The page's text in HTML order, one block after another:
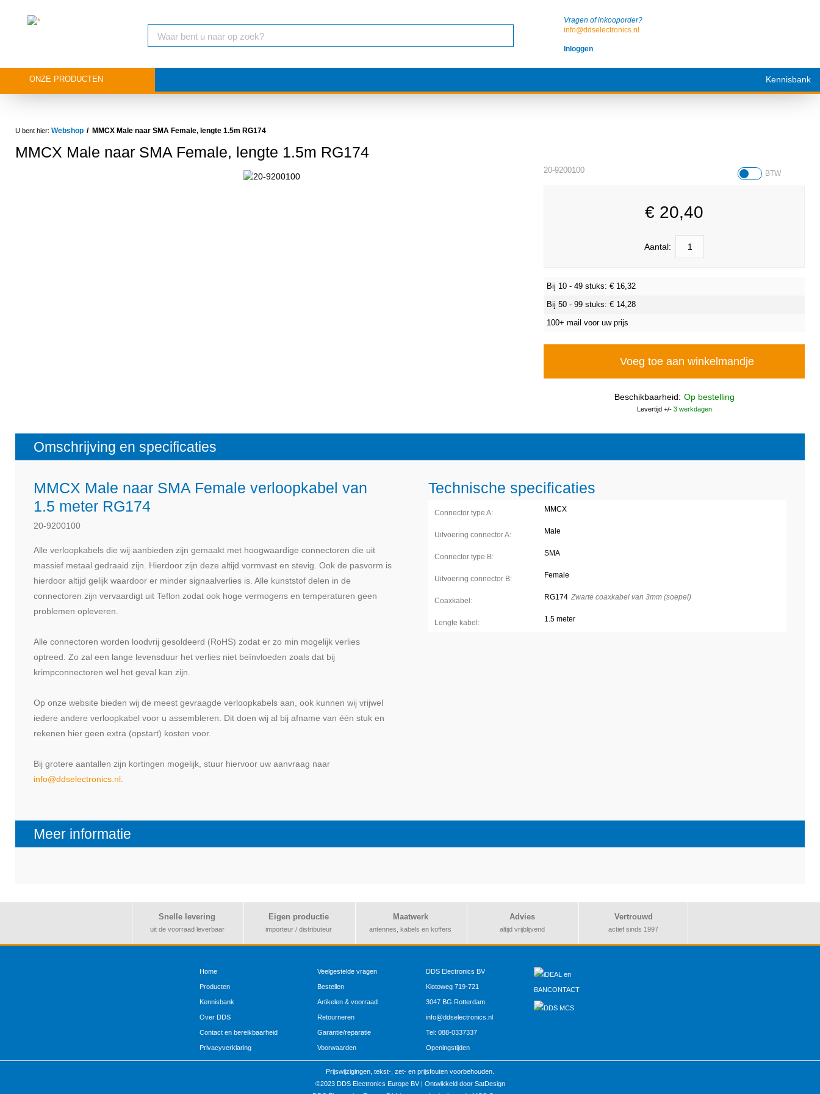
Inloggen
ONZE PRODUCTEN Kennisbank
Vragen of inkooporder?
info@ddselectronics.nl
BTW
Webshop MMCX Male naar SMA Female, lengte 1.5m RG174
MMCX Male naar SMA Female, lengte 1.5m RG174
20-9200100
€ 20,40
Aantal:
Bij 10 - 49 stuks: € 16,32
Bij 50 - 99 stuks: € 14,28
100+ mail voor uw prijs
Voeg toe aan winkelmandje
Beschikbaarheid: Op bestelling
Levertijd +/- 3 werkdagen
Omschrijving en specificaties
MMCX Male naar SMA Female verloopkabel van
1.5 meter RG174
20-9200100
Alle verloopkabels die wij aanbieden zijn gemaakt met hoogwaardige connectoren die uit
massief metaal gedraaid zijn. Hierdoor zijn deze altijd vormvast en stevig. Ook de pasvorm is
hierdoor altijd gelijk waardoor er minder signaalverlies is. Alle kunststof delen in de
connectoren zijn vervaardigt uit Teflon zodat ook hoge vermogens en temperaturen geen
problemen opleveren.
Alle connectoren worden loodvrij gesoldeerd (RoHS) zodat er zo min mogelijk verlies
optreed. Zo zal een lange levensduur het verlies niet beïnvloeden zoals dat bij
krimpconnectoren wel het geval kan zijn.
Op onze website bieden wij de meest gevraagde verloopkabels aan, ook kunnen wij vrijwel
iedere andere verloopkabel voor u assembleren. Dit doen wij al bij afname van één stuk en
rekenen hier geen extra (opstart) kosten voor.
Bij grotere aantallen zijn kortingen mogelijk, stuur hiervoor uw aanvraag naar
info@ddselectronics.nl
Technische specificaties
Connector type A: MMCX
Uitvoering connector A: Male
Connector type B: SMA
Uitvoering connector B: Female
Coaxkabel: RG174 Zwarte coaxkabel van 3mm (soepel)
Lengte kabel: 1.5 meter
Meer informatie
Snelle levering
uit de voorraad leverbaar
Eigen productie
importeur / distributeur
Maatwerk
antennes, kabels en koffers
Advies
altijd vrijblijvend
Vertrouwd
actief sinds 1997
Home
Producten
Kennisbank
Over DDS
Contact en bereikbaarheid
Privacyverklaring
Veelgestelde vragen
Bestellen
Artikelen & voorraad
Retourneren
Garantie/reparatie
Voorwaarden
DDS Electronics BV
Kiotoweg 719-721
3047 BG Rotterdam
info@ddselectronics.nl
Tel: 088-0337337
Openingstijden
Prijswijzigingen, tekst-, zet- en prijsfouten voorbehouden.
©2023 DDS Electronics Europe BV | Ontwikkeld door SatDesign